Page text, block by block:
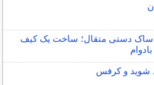
دستی متقال؛ ساخت یک کیف
شوید و کرفس